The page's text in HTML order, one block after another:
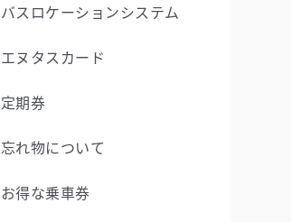
バスロケーションシステム
エヌタスカード
定期券
忘れ物について
お得な乗車券